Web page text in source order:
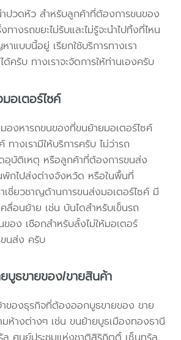
ปวดหัว สำหรับลูกค้าที่ต้องการขนของ
างรถขยะไม่รับและไม่รู้จะนำไปทิ้งที่ไหน
แบบนี้อยู่ เรียกใช้บริการทางเรา
ครับ ทางเราจะจัดการให้ท่านเองครับ
อเตอร์ไซค์
องหารถขนของที่ขนย้ายมอเตอร์ไซค์
างเรามีให้บริการครับ ไม่ว่ารถ
อุบัติเหตุ หรือลูกค้าที่ต้องการขนส่ง
พักไปส่งต่างจังหวัด หรือในพื้นที่
เชี่ยวชาญด้านการขนส่งมอเตอร์ไซค์ มี
ลื่อนย้าย เช่น บันไดสำหรับเข็นรถ
อง เชือกสำหรับลั้งไม่ให้มอเตอร์
ขนส่ง ครับ
บูธขายของ/ขายสินค้า
าของธุรกิจที่ต้องออกบูธขายของ ขาย
ห้างต่างๆ เช่น ขนย้ายบูธเมืองทองธานี